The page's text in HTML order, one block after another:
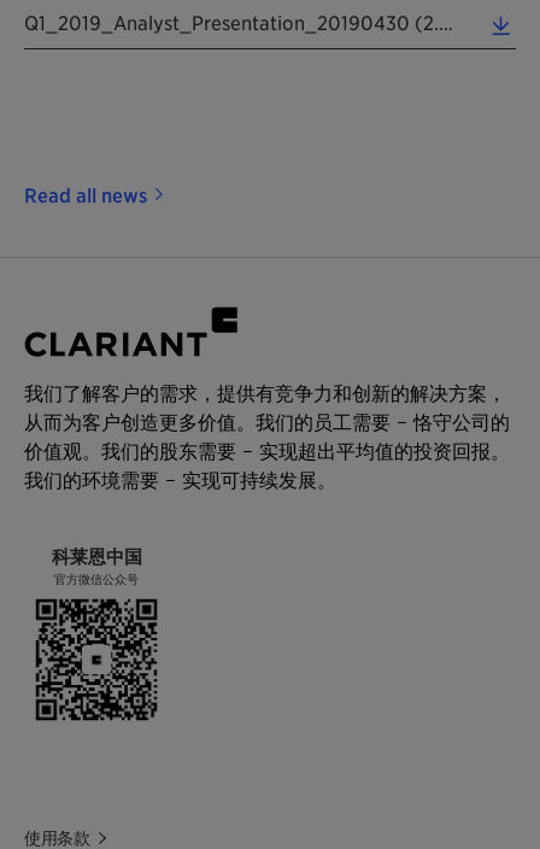
Read all news
我们了解客户的需求，提供有竞争力和创新的解决方案，
从而为客户创造更多价值。我们的员工需要 – 恪守公司的
价值观。我们的股东需要 – 实现超出平均值的投资回报。
我们的环境需要 – 实现可持续发展。
科莱恩中国
官方微信公众号
使用条款